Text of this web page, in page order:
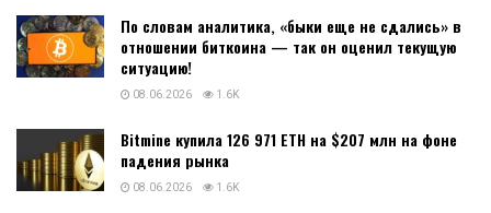
По словам аналитика, «быки еще не сдались» в
отношении биткоина — так он оценил текущую
ситуацию!
08.06.2026 1.6K
Bitmine купила 126 971 ETH на $207 млн на фоне
падения рынка
08.06.2026 1.6K